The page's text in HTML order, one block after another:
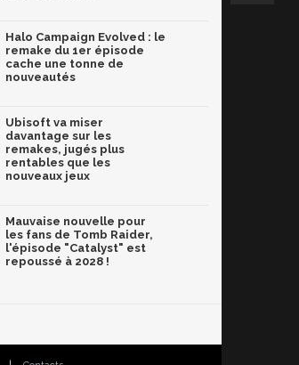
Halo Campaign Evolved : le
remake du 1er épisode
cache une tonne de
nouveautés
Ubisoft va miser
davantage sur les
remakes, jugés plus
rentables que les
nouveaux jeux
Mauvaise nouvelle pour
les fans de Tomb Raider,
l'épisode "Catalyst" est
repoussé à 2028 !